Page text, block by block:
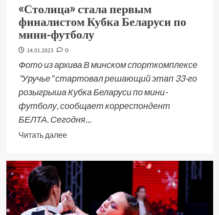
«Столица» стала первым
финалистом Кубка Беларуси по
мини-футболу
14.01.2023 0
Фото из архива В минском спорткомплексе
"Уручье" стартовал решающий этап 33-го
розыгрыша Кубка Беларуси по мини-
футболу, сообщает корреспондент
БЕЛТА. Сегодня...
Читать далее